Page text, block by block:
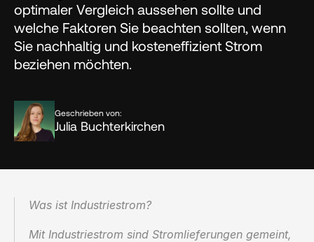
optimaler Vergleich aussehen sollte und
welche Faktoren Sie beachten sollten, wenn
Sie nachhaltig und kosteneffizient Strom
beziehen möchten.
Geschrieben von:
Julia Buchterkirchen
Was ist Industriestrom?‍
Mit Industriestrom sind Stromlieferungen gemeint,